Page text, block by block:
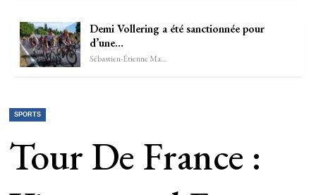
Demi Vollering a été sanctionnée pour
d’une…
Sébastien-Étienne Marechal
SPORTS
Tour De France :